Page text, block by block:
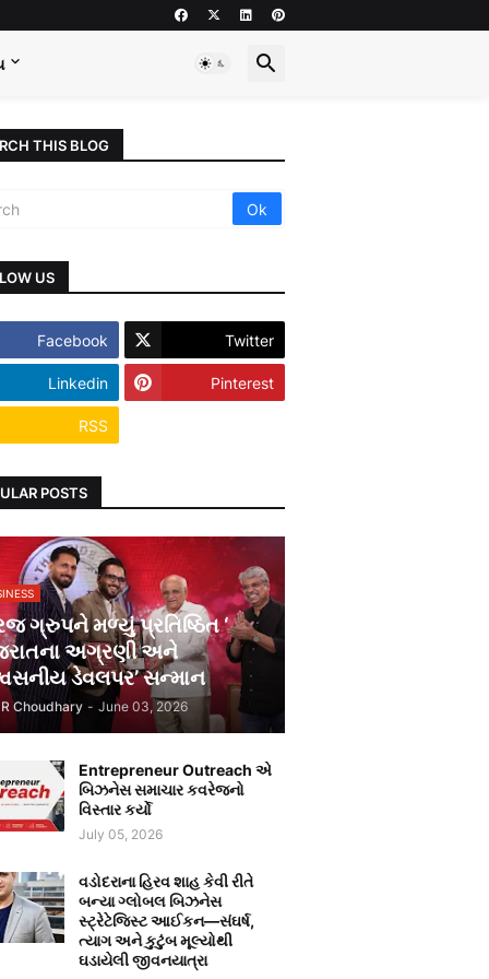
THIS BLOG
US
Facebook Twitter
Linkedin Pinterest
RSS
POSTS
ગ્રુપને મળ્યું પ્રતિષ્ઠિત ‘
અગ્રણી અને
ડેવલપર’ સન્માન
Choudhary - June 03, 2026
Entrepreneur Outreach એ
બિઝનેસ સમાચાર કવરેજનો
વિસ્તાર કર્યો
July 05, 2026
વડોદરાના હિરવ શાહ કેવી રીતે
બન્યા ગ્લોબલ બિઝનેસ
સ્ટ્રેટેજિસ્ટ આઈકન—સંઘર્ષ,
ત્યાગ અને કુટુંબ મૂલ્યોથી
ઘડાયેલી જીવનયાત્રા